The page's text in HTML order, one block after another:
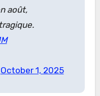
août,
October 1, 2025